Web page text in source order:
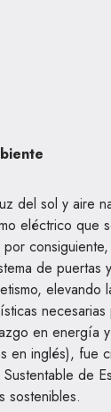
del sol y aire
eléctrico que
de puertas
elevando
en energía
en inglés), fue
de
sostenibles.